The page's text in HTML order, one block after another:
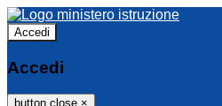
Accedi
Accedi
button close ×